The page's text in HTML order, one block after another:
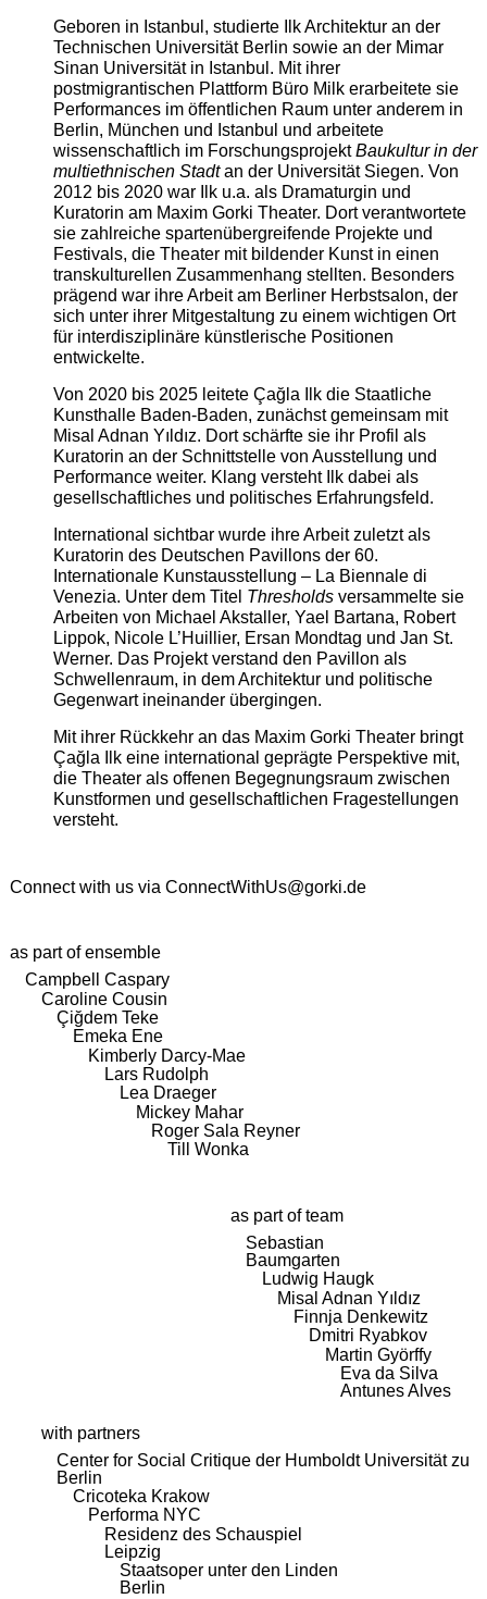
Geboren in Istanbul, studierte Ilk Architektur an der
Technischen Universität Berlin sowie an der Mimar
Sinan Universität in Istanbul. Mit ihrer
postmigrantischen Plattform Büro Milk erarbeitete sie
Performances im öffentlichen Raum unter anderem in
Berlin, München und Istanbul und arbeitete
wissenschaftlich im ForschungsprojektBaukultur in der
multiethnischen Stadtan der Universität Siegen. Von
2012 bis 2020 war Ilk u.a. als Dramaturgin und
Kuratorin am Maxim Gorki Theater. Dort verantwortete
sie zahlreiche spartenübergreifende Projekte und
Festivals, die Theater mit bildender Kunst in einen
transkulturellen Zusammenhang stellten. Besonders
prägend war ihre Arbeit am Berliner Herbstsalon, der
sich unter ihrer Mitgestaltung zu einem wichtigen Ort
für interdisziplinäre künstlerische Positionen
entwickelte.
Von 2020 bis 2025 leitete Çağla Ilk die Staatliche
Kunsthalle Baden-Baden, zunächst gemeinsam mit
Misal Adnan Yıldız. Dort schärfte sie ihr Profil als
Kuratorin an der Schnittstelle von Ausstellung und
Performance weiter. Klang versteht Ilk dabei als
gesellschaftliches und politisches Erfahrungsfeld.
International sichtbar wurde ihre Arbeit zuletzt als
Kuratorin des Deutschen Pavillons der 60.
Internationale Kunstausstellung – La Biennale di
Venezia. Unter dem Titel Thresholdsversammelte sie
Arbeiten von Michael Akstaller, Yael Bartana, Robert
Lippok, Nicole L’Huillier, Ersan Mondtag und Jan St.
Werner. Das Projekt verstand den Pavillon als
Schwellenraum, in dem Architektur und politische
Gegenwart ineinander übergingen.
Mit ihrer Rückkehr an das Maxim Gorki Theater bringt
Çağla Ilk eine international geprägte Perspektive mit,
die Theater als offenen Begegnungsraum zwischen
Kunstformen und gesellschaftlichen Fragestellungen
versteht.
Connect with us via ConnectWithUs@gorki.de
as part of ensemble
Campbell Caspary
Caroline Cousin
Çiğdem Teke
Emeka Ene
Kimberly Darcy-Mae
Lars Rudolph
Lea Draeger
Mickey Mahar
Roger Sala Reyner
Till Wonka
as part of team
Sebastian
Baumgarten
Ludwig Haugk
Misal Adnan Yıldız
Finnja Denkewitz
Dmitri Ryabkov
Martin Györffy
Eva da Silva
Antunes Alves
with partners
Center for Social Critique der Humboldt Universität zu
Berlin
Cricoteka Krakow
Performa NYC
Residenz des Schauspiel
Leipzig
Staatsoper unter den Linden
Berlin